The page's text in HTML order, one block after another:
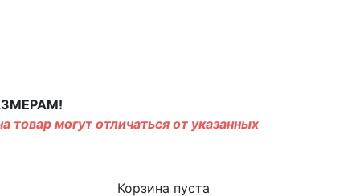
могут отличаться от указанных
Корзина пуста